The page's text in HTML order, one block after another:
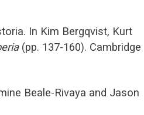
In Kim Bergqvist, Kurt
(pp. 137-160). Cambridge
Beale-Rivaya and Jason